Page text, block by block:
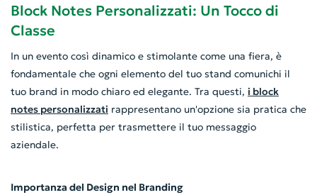
Block Notes Personalizzati: Un Tocco di
Classe
In un evento così dinamico e stimolante come una fiera, è
fondamentale che ogni elemento del tuo stand comunichi il
tuo brand in modo chiaro ed elegante. Tra questi, i block
notes personalizzati rappresentano un'opzione sia pratica che
stilistica, perfetta per trasmettere il tuo messaggio
aziendale.
Importanza del Design nel Branding